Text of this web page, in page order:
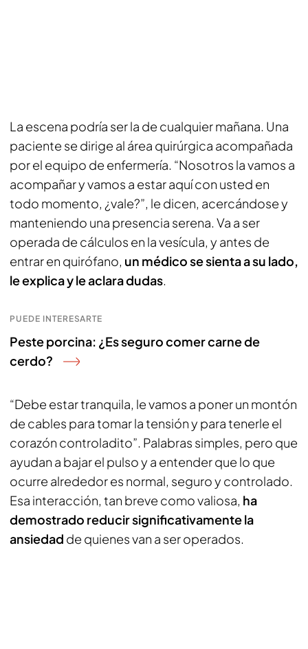
La escena podría ser la de cualquier mañana. Una
paciente se dirige al área quirúrgica acompañada
por el equipo de enfermería. “Nosotros la vamos a
acompañar y vamos a estar aquí con usted en
todo momento, ¿vale?”, le dicen, acercándose y
manteniendo una presencia serena. Va a ser
operada de cálculos en la vesícula, y antes de
entrar en quirófano, un médico se sienta a su lado,
le explica y le aclara dudas.
PUEDE INTERESARTE
Peste porcina: ¿Es seguro comer carne de
cerdo?
“Debe estar tranquila, le vamos a poner un montón
de cables para tomar la tensión y para tenerle el
corazón controladito”. Palabras simples, pero que
ayudan a bajar el pulso y a entender que lo que
ocurre alrededor es normal, seguro y controlado.
Esa interacción, tan breve como valiosa, ha
demostrado reducir significativamente la
ansiedad de quienes van a ser operados.